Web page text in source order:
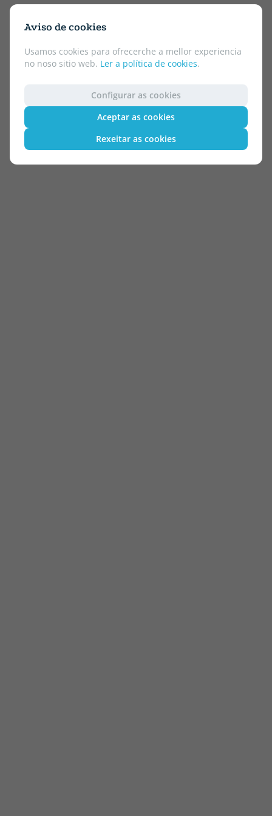
Aviso de cookies
Usamos cookies para ofrecerche a mellor experiencia
no noso sitio web. Ler a política de cookies.
Configurar as cookies
Aceptar as cookies
Rexeitar as cookies